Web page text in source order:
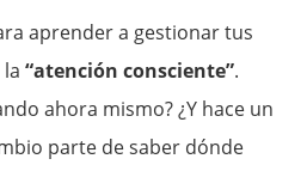
aprender a gestionar tus
“atención consciente”.
ahora mismo? ¿Y hace un
parte de saber dónde